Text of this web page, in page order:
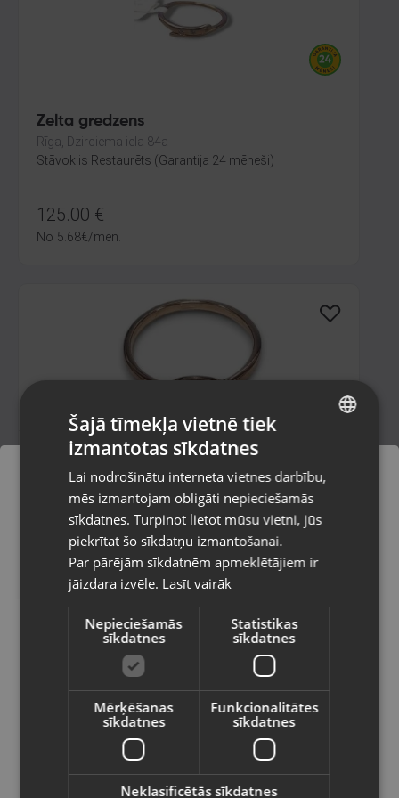
Zelta gredzens
Rīga, Dzirciema iela 84a
Stāvoklis Restaurēts (Garantija 24 mēneši)
125.00 €
No 5.68€/mēn.
Zelta gredzens
Rīga, Jūrmalas gatve 30
Stāvoklis Restaurēts (Garantija 24 mēneši)
163.00€
/mēn.
Zelta gredzens
Pasūtījumi tiks piegādāti uz
izvēlēto valsti
Vietnes saturs būs attēlots izvēlētajā
valodā
Valsts
Latviešu / Latvian
RUSSIAN
Šajā tīmekļa vietnē tiek
izmantotas sīkdatnes
Lai nodrošinātu interneta vietnes darbību,
mēs izmantojam obligāti nepieciešamās
sīkdatnes. Turpinot lietot mūsu vietni, jūs
piekrītat šo sīkdatņu izmantošanai.
Par pārējām sīkdatnēm apmeklētājiem ir
jāizdara izvēle. Lasīt vairāk
Nepieciešamās
sīkdatnes
Statistikas
sīkdatnes
Mērķēšanas
sīkdatnes
Funkcionalitātes
sīkdatnes
Neklasificētās sīkdatnes